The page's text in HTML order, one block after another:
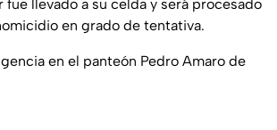
fue llevado a su celda y será procesado
en grado de tentativa.
en el panteón Pedro Amaro de